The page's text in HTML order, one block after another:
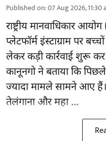
Published on:07 Aug 2026, 11:30
राष्ट्रीय मानवाधिकार आयोग
प्लेटफॉर्म इंस्टाग्राम पर
लेकर कड़ी कार्रवाई शुरू
कानूनगो ने बताया कि
ज्यादा मामले सामने आए
तेलंगाना और महा ...